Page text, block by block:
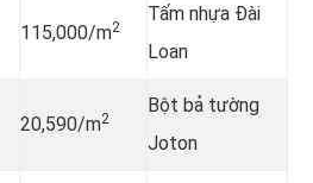
115,000/m2
Tấm nhựa Đài
Loan
20,590/m2
Bột bả tường
Joton